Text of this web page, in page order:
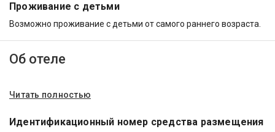
Проживание с детьми
Возможно проживание с детьми от самого раннего возраста.
Об отеле
Читать полностью
Идентификационный номер средства размещения